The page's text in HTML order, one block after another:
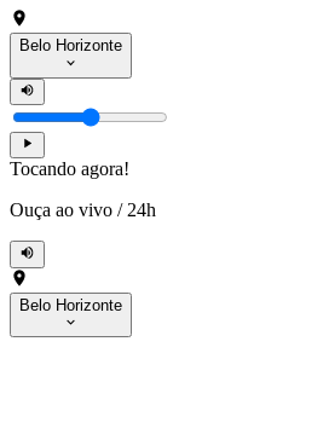
Belo Horizonte
Tocando agora!
Ouça ao vivo / 24h
Belo Horizonte